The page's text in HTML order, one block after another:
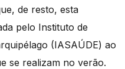
de resto, esta
pelo Instituto de
(IASAÚDE) ao
se realizam no verão.